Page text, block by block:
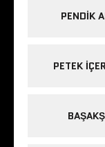
PENDIK
PETEK